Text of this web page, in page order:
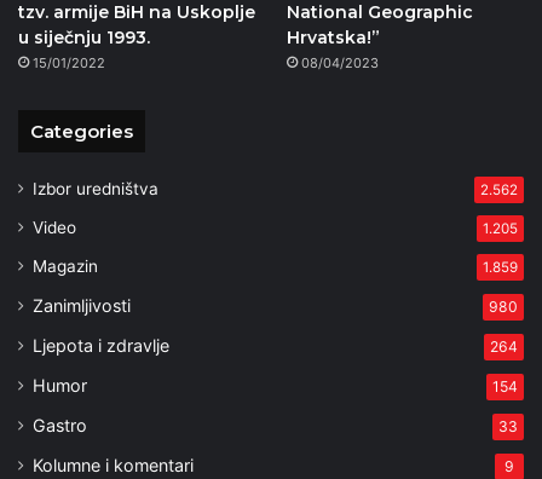
tzv. armije BiH na Uskoplje
u siječnju 1993.
15/01/2022
National Geographic
Hrvatska!”
08/04/2023
Categories
Izbor uredništva 2.562
Video 1.205
Magazin 1.859
Zanimljivosti 980
Ljepota i zdravlje 264
Humor 154
Gastro 33
Kolumne i komentari 9